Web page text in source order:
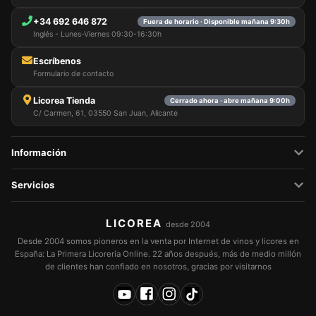
+34 692 646 872 Fuera de horario · Disponible mañana 9:30h
Inglés - Lunes-Viernes 09:30-16:30h
Escríbenos
Formulario de contacto
Licorea Tienda Cerrado ahora · abre mañana 9:00h
C/ Carmen, 61, 03550 San Juan, Alicante
Información
Servicios
LICOREA desde 2004
Desde 2004 somos pioneros en la venta por Internet de vinos y licores en
España: La Primera Licorería Online. 22 años después, más de medio millón
de clientes han confiado en nosotros, gracias por visitarnos